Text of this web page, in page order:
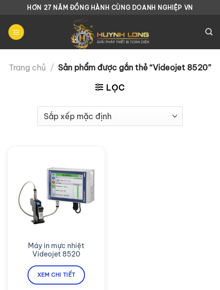
Chuyển
nội
dung
HƠN 27 NĂM ĐỒNG HÀNH CÙNG DOANH NGHIỆP VN
Trang chủ / Sản phẩm được gắn thẻ “Videojet 8520”
LỌC
Máy in mực nhiệt
Videojet 8520
XEM CHI TIẾT